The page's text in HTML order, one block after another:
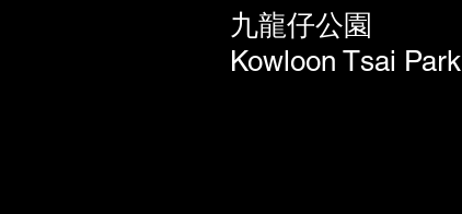
九龍仔公園
Kowloon Tsai Park